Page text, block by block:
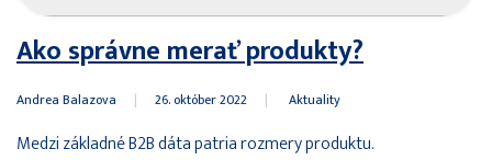
Ako správne merať produkty?
Andrea Balazova | 26. október 2022 | Aktuality
Medzi základné B2B dáta patria rozmery produktu.